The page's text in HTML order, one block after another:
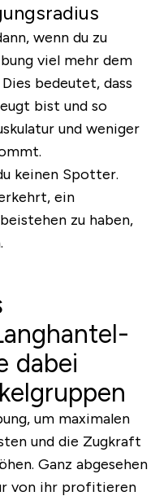
wenn du zu
viel mehr dem
bedeutet, dass
bist und so
und weniger
keinen Spotter.
ein
zu haben,
dabei
um maximalen
und die Zugkraft
Ganz abgesehen
von ihr profitieren